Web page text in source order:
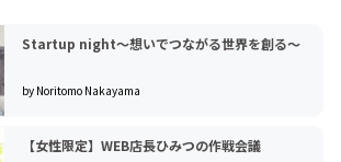
Startup night〜想いでつながる世界を創る〜
by Noritomo Nakayama
【女性限定】WEB店長ひみつの作戦会議